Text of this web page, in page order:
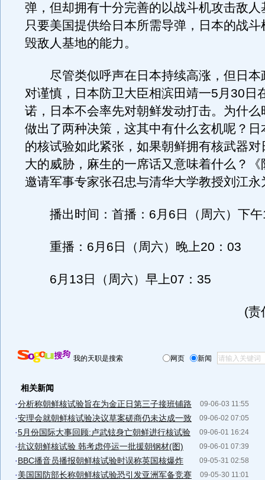
弹，但却拥有十分完善的以战斗机攻击敌人
只要美国提供给日本所需导弹，日本的战
毁敌人基地的能力。
尽管类似呼声在日本持续高涨，但日本
对谨慎，日本防卫大臣相滨田靖一5月30日
诺，日本不会率先对朝鲜发动打击。为什么
做出了两种决策，这其中有什么玄机呢？日
的核试验如此紧张，如果朝鲜拥有核武器对
大的威胁，麻生的一席话又意味着什么？《
邀请军事专家张召忠与清华大学教授刘江永
播出时间：首播：6月6日（周六）下午
重播：6月6日（周六）晚上20：03
6月13日（周六）早上07：35
(责
我的天职是搜索 网页 新闻
相关新闻
09-06-03 11:55
·分析称朝鲜核试验旨在为金正日第三子接班铺路
09-06-02 07:05
·安理会就朝鲜核试验决议草案磋商仍未达成一致
09-06-01 16:24
·5月份国际大事回顾:卢武铉身亡朝鲜进行核试验
09-06-01 07:39
·抗议朝鲜核试验 韩考虑停运一批援朝钢材(图)
09-05-31 02:58
·BBC播音员播报朝鲜核试验时误称英国核爆炸
09-05-30 11:01
·美国国防部长称朝鲜核试验恐引发亚洲军备竞赛